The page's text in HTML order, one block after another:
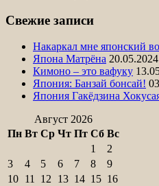
Свежие записи
Накаркал мне японский
Япона Матрёна 20.05.2024
Кимоно – это вафуку
Япония: Банзай бонсай!
Япония Гакёдзина
Август 2026
Пн Вт Ср Чт Пт Сб Вс
1
2
3
4 5 6 7 8
9
10 11 12 13 14 15 16